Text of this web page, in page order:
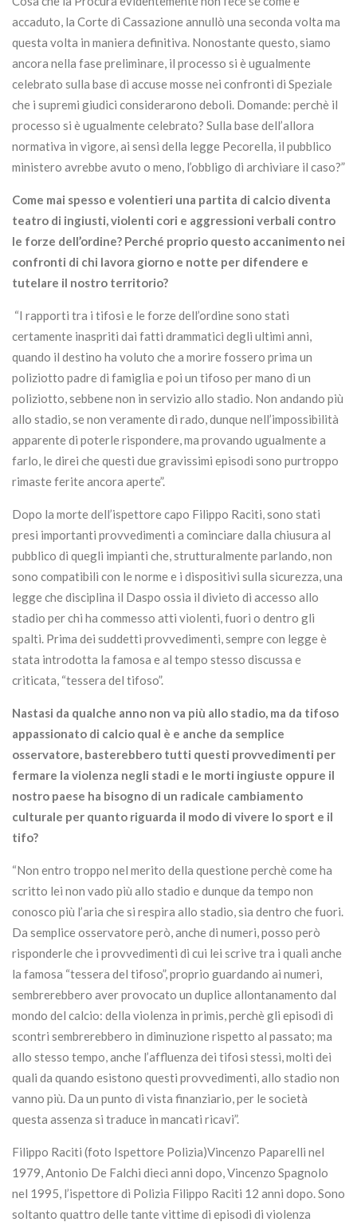
accaduto, la Corte di Cassazione annullò una seconda volta ma
questa volta in maniera definitiva. Nonostante questo, siamo
ancora nella fase preliminare, il processo si è ugualmente
celebrato sulla base di accuse mosse nei confronti di Speziale
che i supremi giudici considerarono deboli. Domande: perchè il
processo si è ugualmente celebrato? Sulla base dell’allora
normativa in vigore, ai sensi della legge Pecorella, il pubblico
ministero avrebbe avuto o meno, l’obbligo di archiviare il caso?”
Come mai spesso e volentieri una partita di calcio diventa
teatro di ingiusti, violenti cori e aggressioni verbali contro
le forze dell’ordine? Perché proprio questo accanimento nei
confronti di chi lavora giorno e notte per difendere e
tutelare il nostro territorio?
“I rapporti tra i tifosi e le forze dell’ordine sono stati
certamente inaspriti dai fatti drammatici degli ultimi anni,
quando il destino ha voluto che a morire fossero prima un
poliziotto padre di famiglia e poi un tifoso per mano di un
poliziotto, sebbene non in servizio allo stadio. Non andando più
allo stadio, se non veramente di rado, dunque nell’impossibilità
apparente di poterle rispondere, ma provando ugualmente a
farlo, le direi che questi due gravissimi episodi sono purtroppo
rimaste ferite ancora aperte”.
Dopo la morte dell’ispettore capo Filippo Raciti, sono stati
presi importanti provvedimenti a cominciare dalla chiusura al
pubblico di quegli impianti che, strutturalmente parlando, non
sono compatibili con le norme e i dispositivi sulla sicurezza, una
legge che disciplina il Daspo ossia il divieto di accesso allo
stadio per chi ha commesso atti violenti, fuori o dentro gli
spalti. Prima dei suddetti provvedimenti, sempre con legge è
stata introdotta la famosa e al tempo stesso discussa e
criticata, “tessera del tifoso”.
Nastasi da qualche anno non va più allo stadio, ma da tifoso
appassionato di calcio qual è e anche da semplice
osservatore, basterebbero tutti questi provvedimenti per
fermare la violenza negli stadi e le morti ingiuste oppure il
nostro paese ha bisogno di un radicale cambiamento
culturale per quanto riguarda il modo di vivere lo sport e il
tifo?
“Non entro troppo nel merito della questione perchè come ha
scritto lei non vado più allo stadio e dunque da tempo non
conosco più l’aria che si respira allo stadio, sia dentro che fuori.
Da semplice osservatore però, anche di numeri, posso però
risponderle che i provvedimenti di cui lei scrive tra i quali anche
la famosa “tessera del tifoso”, proprio guardando ai numeri,
sembrerebbero aver provocato un duplice allontanamento dal
mondo del calcio: della violenza in primis, perchè gli episodi di
scontri sembrerebbero in diminuzione rispetto al passato; ma
allo stesso tempo, anche l’affluenza dei tifosi stessi, molti dei
quali da quando esistono questi provvedimenti, allo stadio non
vanno più. Da un punto di vista finanziario, per le società
questa assenza si traduce in mancati ricavi”.
Filippo Raciti (foto Ispettore Polizia)Vincenzo Paparelli nel
1979, Antonio De Falchi dieci anni dopo, Vincenzo Spagnolo
nel 1995, l’ispettore di Polizia Filippo Raciti 12 anni dopo. Sono
soltanto quattro delle tante vittime di episodi di violenza